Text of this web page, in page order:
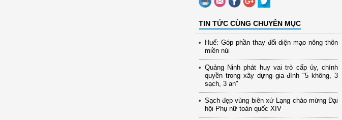
TIN TỨC CÙNG CHUYÊN MỤC
Huế: Góp phần thay đổi diện mạo nông thôn
miền núi
Quảng Ninh phát huy vai trò cấp ủy, chính
quyền trong xây dựng gia đình "5 không, 3
sạch, 3 an"
Sạch đẹp vùng biên xứ Lạng chào mừng Đại
hội Phụ nữ toàn quốc XIV